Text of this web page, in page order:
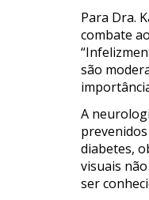
Para Dra.
combate
são
A
diabetes,
visuais
ser